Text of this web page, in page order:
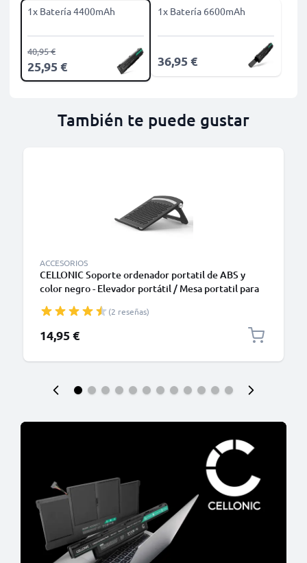
1x Batería 4400mAh
25,95 €
40,95 €
1x Batería 6600mAh
36,95 €
También te puede gustar
ACCESORIOS
CELLONIC Soporte ordenador portatil de ABS y
color negro - Elevador portátil / Mesa portatil para
HP, Apple, Lenovo, Acer y muchos más
(2 reseñas)
14,95 €